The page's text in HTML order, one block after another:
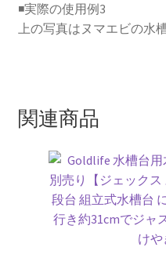
ウ
ム
ウ
ム
◾️実際の使用例3
上の写真はヌマエビの水
関連商品